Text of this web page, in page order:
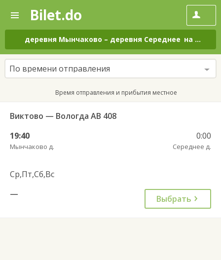
—
Поиск
и
покупка
билетов
на
автобус
онлайн
Bilet.do
деревня Мынчаково – деревня Середнее на все дни
По времени отправления
Время отправления и прибытия местное
Виктово — Вологда АВ 408
19:40
Мынчаково д.
0:00
Середнее д.
Ср,Пт,Сб,Вс
—
Выбрать